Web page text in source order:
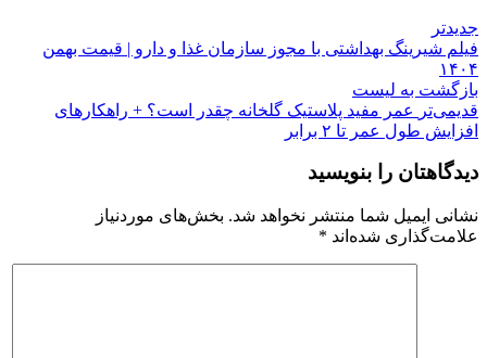
جدیدتر
فیلم شیرینگ بهداشتی با مجوز سازمان غذا و دارو | قیمت بهمن
۱۴۰۴
بازگشت به لیست
قدیمی‌تر
عمر مفید پلاستیک گلخانه چقدر است؟ + راهکارهای
افزایش طول عمر تا ۲ برابر
دیدگاهتان را بنویسید
نشانی ایمیل شما منتشر نخواهد شد. بخش‌های موردنیاز
علامت‌گذاری شده‌اند *